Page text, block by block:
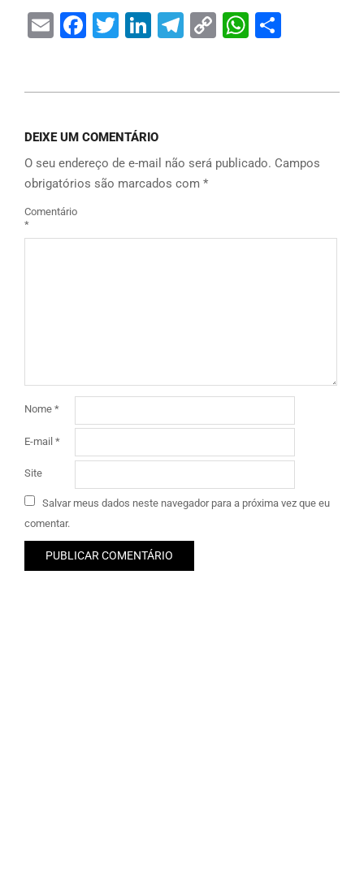
EmailFacebook
Twitter
LinkedIn
Telegram
Copy
DEIXE UM COMENTÁRIO
O seu endereço de e-mail não será publicado. Campos
obrigatórios são marcados com *
Comentário
*
Nome *
E-mail *
Site
Salvar meus dados neste navegador para a próxima vez que eu
comentar.